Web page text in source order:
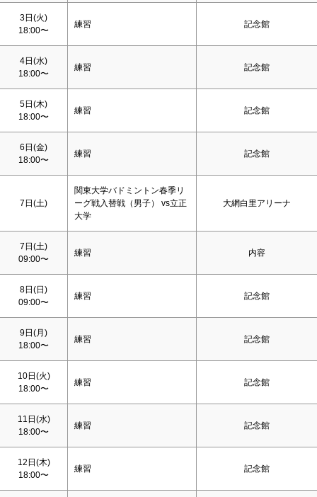
3日(火)
18:00〜
練習 記念館
4日(水)
18:00〜
練習 記念館
5日(木)
18:00〜
練習 記念館
6日(金)
18:00〜
練習 記念館
7日(土)
関東大学バドミントン春季リ
ーグ戦入替戦（男子） vs立正
大学
大網白里アリーナ
7日(土)
09:00〜
練習 内容
8日(日)
09:00〜
練習 記念館
9日(月)
18:00〜
練習 記念館
10日(火)
18:00〜
練習 記念館
11日(水)
18:00〜
練習 記念館
12日(木)
18:00〜
練習 記念館